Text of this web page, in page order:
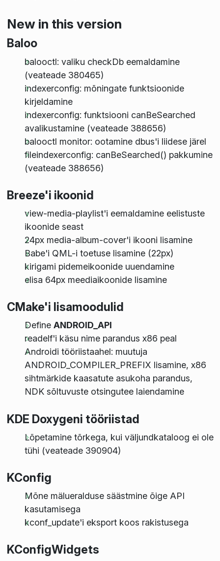
New in this version
Baloo
balooctl: valiku checkDb eemaldamine
(veateade 380465)
indexerconfig: mõningate funktsioonide
kirjeldamine
indexerconfig: funktsiooni canBeSearched
avalikustamine (veateade 388656)
balooctl monitor: ootamine dbus'i liidese järel
fileindexerconfig: canBeSearched() pakkumine
(veateade 388656)
Breeze'i ikoonid
view-media-playlist'i eemaldamine eelistuste
ikoonide seast
24px media-album-cover'i ikooni lisamine
Babe'i QML-i toetuse lisamine (22px)
kirigami pidemeikoonide uuendamine
elisa 64px meediaikoonide lisamine
CMake'i lisamoodulid
Define ANDROID_API
readelf'i käsu nime parandus x86 peal
Androidi tööriistaahel: muutuja
ANDROID_COMPILER_PREFIX lisamine, x86
sihtmärkide kaasatute asukoha parandus,
NDK sõltuvuste otsingutee laiendamine
KDE Doxygeni tööriistad
Lõpetamine tõrkega, kui väljundkataloog ei ole
tühi (veateade 390904)
KConfig
Mõne mälueralduse säästmine õige API
kasutamisega
kconf_update'i eksport koos rakistusega
KConfigWidgets